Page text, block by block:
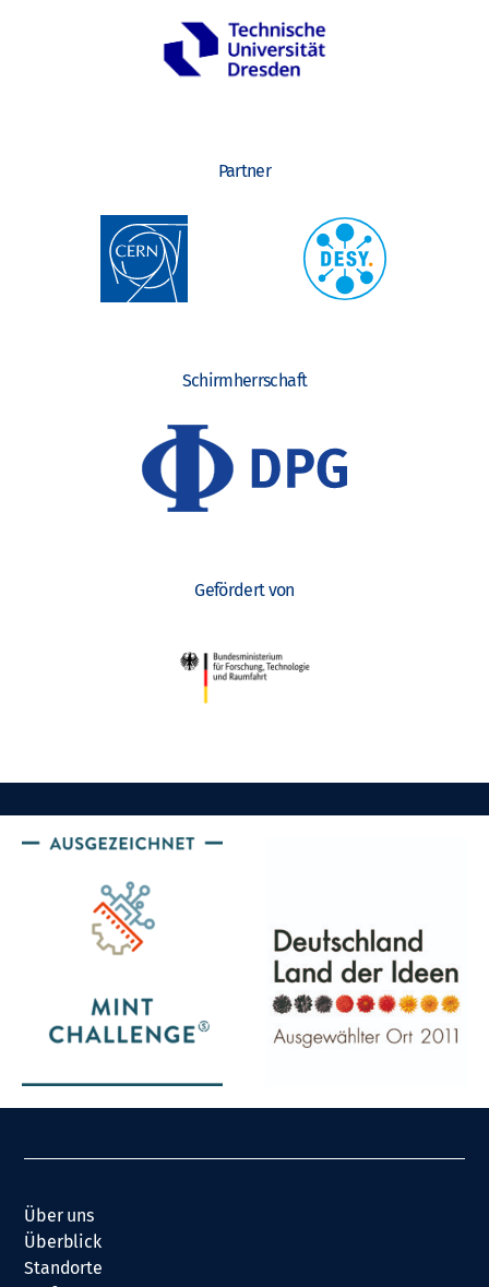
Partner
Schirmherrschaft
Gefördert von
Über uns
Überblick
Standorte